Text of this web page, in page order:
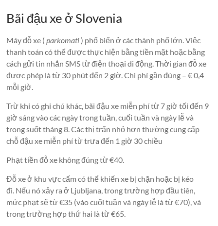
Bãi đậu xe ở Slovenia
Máy đỗ xe (parkomati) phổ biến ở các thành phố lớn. Việc
thanh toán có thể được thực hiện bằng tiền mặt hoặc bằng
cách gửi tin nhắn SMS từ điện thoại di động. Thời gian đỗ xe
được phép là từ 30 phút đến 2 giờ. Chi phí gần đúng – € 0,4
mỗi giờ.
Trừ khi có ghi chú khác, bãi đậu xe miễn phí từ 7 giờ tối đến 9
giờ sáng vào các ngày trong tuần, cuối tuần và ngày lễ và
trong suốt tháng 8. Các thị trấn nhỏ hơn thường cung cấp
chỗ đậu xe miễn phí từ trưa đến 1 giờ 30 chiều
Phạt tiền đỗ xe không đúng từ €40.
Đỗ xe ở khu vực cấm có thể khiến xe bị chặn hoặc bị kéo
đi. Nếu nó xảy ra ở Ljubljana, trong trường hợp đầu tiên,
mức phạt sẽ từ €35 (vào cuối tuần và ngày lễ là từ €70), và
trong trường hợp thứ hai là từ €65.